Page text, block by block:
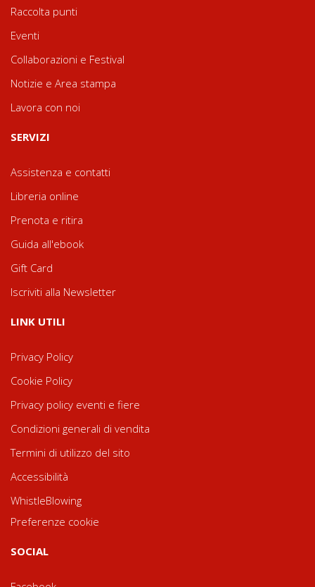
Raccolta punti
Eventi
Collaborazioni e Festival
Notizie e Area stampa
Lavora con noi
SERVIZI
Assistenza e contatti
Libreria online
Prenota e ritira
Guida all'ebook
Gift Card
Iscriviti alla Newsletter
LINK UTILI
Privacy Policy
Cookie Policy
Privacy policy eventi e fiere
Condizioni generali di vendita
Termini di utilizzo del sito
Accessibilità
WhistleBlowing
Preferenze cookie
SOCIAL